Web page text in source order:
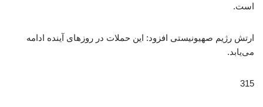
است.
ارتش رژیم صهیونیستی افزود: این حملات در روزهای آینده ادامه
می‌یابد.
315